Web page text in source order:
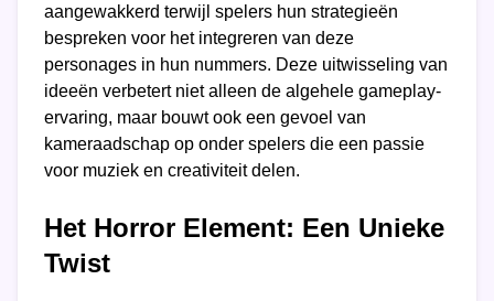
aangewakkerd terwijl spelers hun strategieën
bespreken voor het integreren van deze
personages in hun nummers. Deze uitwisseling van
ideeën verbetert niet alleen de algehele gameplay-
ervaring, maar bouwt ook een gevoel van
kameraadschap op onder spelers die een passie
voor muziek en creativiteit delen.
Het Horror Element: Een Unieke
Twist